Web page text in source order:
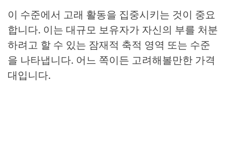
이 수준에서 고래 활동을 집중시키는 것이 중요
합니다. 이는 대규모 보유자가 자신의 부를 처분
하려고 할 수 있는 잠재적 축적 영역 또는 수준
을 나타냅니다. 어느 쪽이든 고려해볼만한 가격
대입니다.